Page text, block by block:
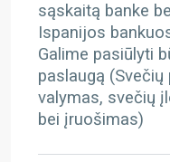
sąskaitą banke
Ispanijos
Galime pasiūlyti
paslaugą
valymas, svečių
bei įruošimas)